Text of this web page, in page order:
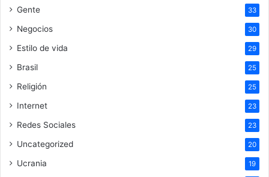
Gente 33
Negocios 30
Estilo de vida 29
Brasil 25
Religión 25
Internet 23
Redes Sociales 23
Uncategorized 20
Ucrania 19